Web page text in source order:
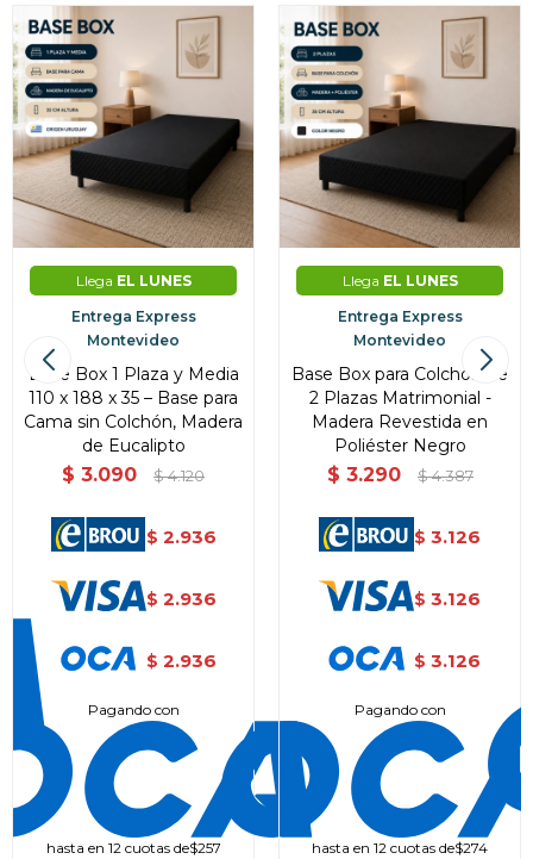
Llega EL LUNES
Entrega Express
Montevideo
Base Box 1 Plaza y Media
110 x 188 x 35 – Base para
Cama sin Colchón, Madera
de Eucalipto
$ 3.090 $ 4.120
$ 2.936
$ 2.936
$ 2.936
Pagando con
hasta en 12 cuotas de$257
Llega EL LUNES
Entrega Express
Montevideo
Base Box para Colchón de
2 Plazas Matrimonial -
Madera Revestida en
Poliéster Negro
$ 3.290 $ 4.387
$ 3.126
$ 3.126
$ 3.126
Pagando con
hasta en 12 cuotas de$274